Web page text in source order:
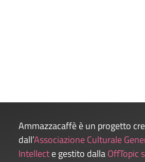
Ammazzacaffè è un progetto
dall’Associazione Culturale
Intellecte gestito dallaOffTopic